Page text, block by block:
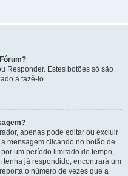
Responder. Estes botões só são
a fazê-lo.
apenas pode editar ou excluir
mensagem clicando no botão de
um período limitado de tempo,
já respondido, encontrará um
o número de vezes que a